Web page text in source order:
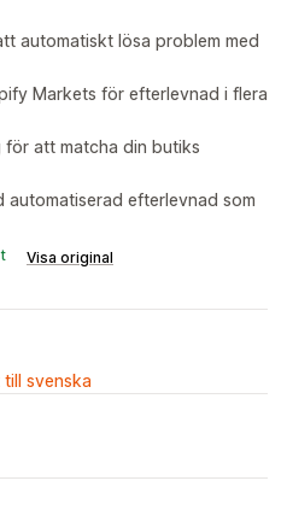
automatiskt lösa problem med
Markets för efterlevnad i flera
för att matcha din butiks
automatiserad efterlevnad som
Visa original
svenska